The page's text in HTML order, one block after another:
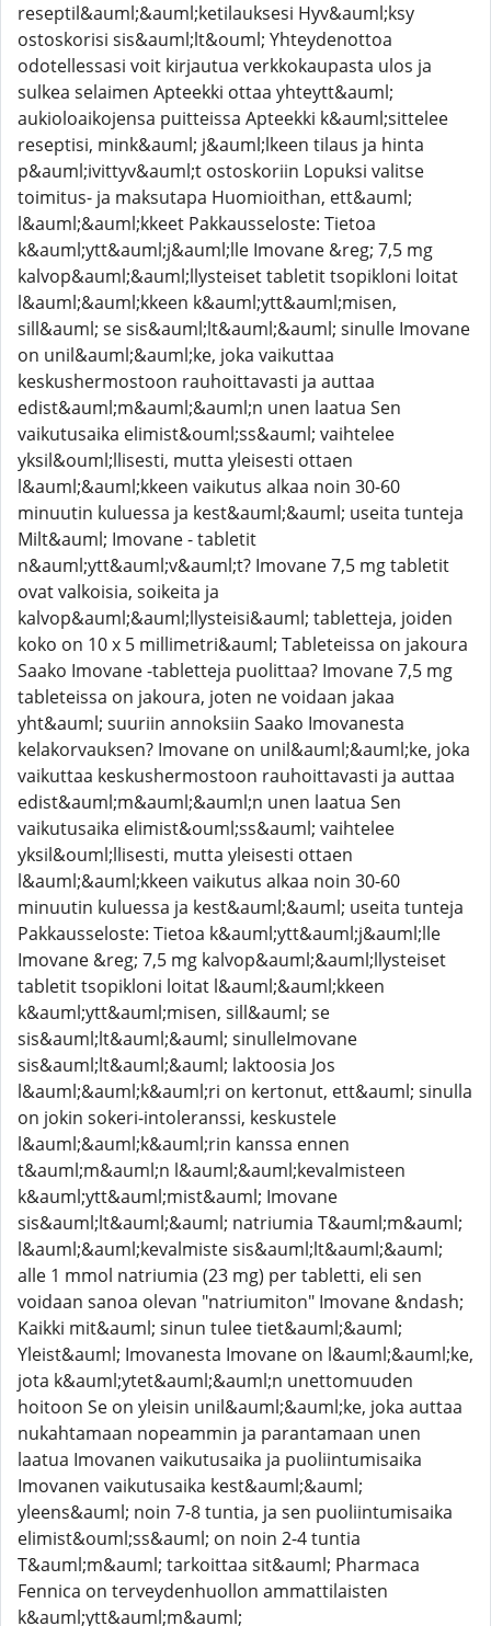
reseptil&auml;&auml;ketilauksesi Hyv&auml;ksy
ostoskorisi sis&auml;lt&ouml; Yhteydenottoa
odotellessasi voit kirjautua verkkokaupasta ulos ja
sulkea selaimen Apteekki ottaa yhteytt&auml;
aukioloaikojensa puitteissa Apteekki k&auml;sittelee
reseptisi, mink&auml; j&auml;lkeen tilaus ja hinta
p&auml;ivittyv&auml;t ostoskoriin Lopuksi valitse
toimitus- ja maksutapa Huomioithan, ett&auml;
l&auml;&auml;kkeet Pakkausseloste: Tietoa
k&auml;ytt&auml;j&auml;lle Imovane &reg; 7,5 mg
kalvop&auml;&auml;llysteiset tabletit tsopikloni loitat
l&auml;&auml;kkeen k&auml;ytt&auml;misen,
sill&auml; se sis&auml;lt&auml;&auml; sinulle Imovane
on unil&auml;&auml;ke, joka vaikuttaa
keskushermostoon rauhoittavasti ja auttaa
edist&auml;m&auml;&auml;n unen laatua Sen
vaikutusaika elimist&ouml;ss&auml; vaihtelee
yksil&ouml;llisesti, mutta yleisesti ottaen
l&auml;&auml;kkeen vaikutus alkaa noin 30-60
minuutin kuluessa ja kest&auml;&auml; useita tunteja
Milt&auml; Imovane - tabletit
n&auml;ytt&auml;v&auml;t? Imovane 7,5 mg tabletit
ovat valkoisia, soikeita ja
kalvop&auml;&auml;llysteisi&auml; tabletteja, joiden
koko on 10 x 5 millimetri&auml; Tableteissa on jakoura
Saako Imovane -tabletteja puolittaa? Imovane 7,5 mg
tableteissa on jakoura, joten ne voidaan jakaa
yht&auml; suuriin annoksiin Saako Imovanesta
kelakorvauksen? Imovane on unil&auml;&auml;ke, joka
vaikuttaa keskushermostoon rauhoittavasti ja auttaa
edist&auml;m&auml;&auml;n unen laatua Sen
vaikutusaika elimist&ouml;ss&auml; vaihtelee
yksil&ouml;llisesti, mutta yleisesti ottaen
l&auml;&auml;kkeen vaikutus alkaa noin 30-60
minuutin kuluessa ja kest&auml;&auml; useita tunteja
Pakkausseloste: Tietoa k&auml;ytt&auml;j&auml;lle
Imovane &reg; 7,5 mg kalvop&auml;&auml;llysteiset
tabletit tsopikloni loitat l&auml;&auml;kkeen
k&auml;ytt&auml;misen, sill&auml; se
sis&auml;lt&auml;&auml; sinulleImovane
sis&auml;lt&auml;&auml; laktoosia Jos
l&auml;&auml;k&auml;ri on kertonut, ett&auml; sinulla
on jokin sokeri-intoleranssi, keskustele
l&auml;&auml;k&auml;rin kanssa ennen
t&auml;m&auml;n l&auml;&auml;kevalmisteen
k&auml;ytt&auml;mist&auml; Imovane
sis&auml;lt&auml;&auml; natriumia T&auml;m&auml;
l&auml;&auml;kevalmiste sis&auml;lt&auml;&auml;
alle 1 mmol natriumia (23 mg) per tabletti, eli sen
voidaan sanoa olevan "natriumiton" Imovane &ndash;
Kaikki mit&auml; sinun tulee tiet&auml;&auml;
Yleist&auml; Imovanesta Imovane on l&auml;&auml;ke,
jota k&auml;ytet&auml;&auml;n unettomuuden
hoitoon Se on yleisin unil&auml;&auml;ke, joka auttaa
nukahtamaan nopeammin ja parantamaan unen
laatua Imovanen vaikutusaika ja puoliintumisaika
Imovanen vaikutusaika kest&auml;&auml;
yleens&auml; noin 7-8 tuntia, ja sen puoliintumisaika
elimist&ouml;ss&auml; on noin 2-4 tuntia
T&auml;m&auml; tarkoittaa sit&auml; Pharmaca
Fennica on terveydenhuollon ammattilaisten
k&auml;ytt&auml;m&auml;